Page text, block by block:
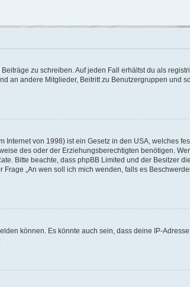
zu schreiben. Auf jeden Fall erhältst du als
an andere Mitglieder, Beitritt zu Benutzergruppen und
Internet von 1998) ist ein Gesetz in den USA, welches
des oder der Erziehungsberechtigten benötigen.
Bitte beachte, dass phpBB Limited und der Besitzer
„An wen soll ich mich wenden, falls es
können. Es könnte auch sein, dass deine IP-